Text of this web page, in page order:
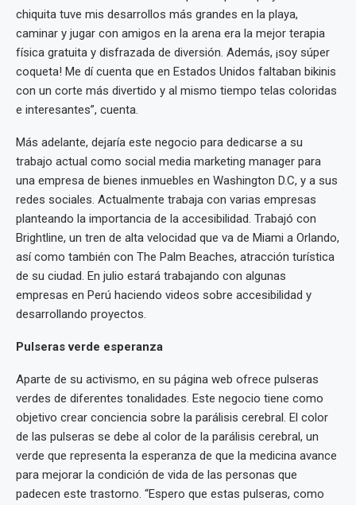
chiquita tuve mis desarrollos más grandes en la playa,
caminar y jugar con amigos en la arena era la mejor terapia
física gratuita y disfrazada de diversión. Además, ¡soy súper
coqueta! Me dí cuenta que en Estados Unidos faltaban bikinis
con un corte más divertido y al mismo tiempo telas coloridas
e interesantes”, cuenta.
Más adelante, dejaría este negocio para dedicarse a su
trabajo actual como social media marketing manager para
una empresa de bienes inmuebles en Washington D.C, y a sus
redes sociales. Actualmente trabaja con varias empresas
planteando la importancia de la accesibilidad. Trabajó con
Brightline, un tren de alta velocidad que va de Miami a Orlando,
así como también con The Palm Beaches, atracción turística
de su ciudad. En julio estará trabajando con algunas
empresas en Perú haciendo videos sobre accesibilidad y
desarrollando proyectos.
Pulseras verde esperanza
Aparte de su activismo, en su página web ofrece pulseras
verdes de diferentes tonalidades. Este negocio tiene como
objetivo crear conciencia sobre la parálisis cerebral. El color
de las pulseras se debe al color de la parálisis cerebral, un
verde que representa la esperanza de que la medicina avance
para mejorar la condición de vida de las personas que
padecen este trastorno. “Espero que estas pulseras, como